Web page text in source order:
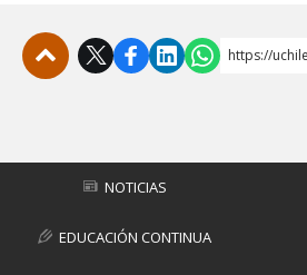
https://
NOTICIAS
EDUCACIÓN CONTINUA